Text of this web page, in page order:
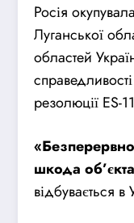
Росія
Луганської
областей
резолюції ES-
шкода
відбувається